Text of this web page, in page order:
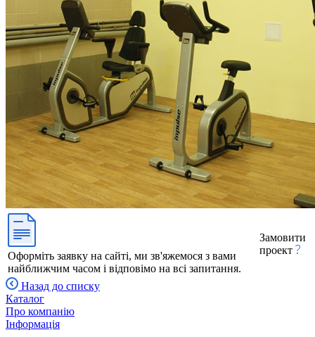
Оформіть заявку на сайті, ми зв'яжемося з вами
найближчим часом і відповімо на всі запитання.
Замовити
проект
Назад до списку
Каталог
Про компанію
Інформація